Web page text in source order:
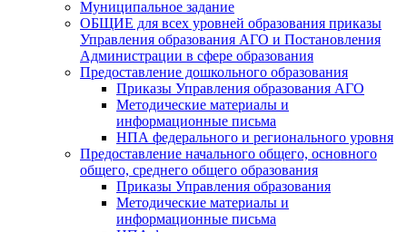
Муниципальное задание
ОБЩИЕ для всех уровней образования приказы
Управления образования АГО и Постановления
Администрации в сфере образования
Предоставление дошкольного образования
Приказы Управления образования АГО
Методические материалы и
информационные письма
НПА федерального и регионального уровня
Предоставление начального общего, основного
общего, среднего общего образования
Приказы Управления образования
Методические материалы и
информационные письма